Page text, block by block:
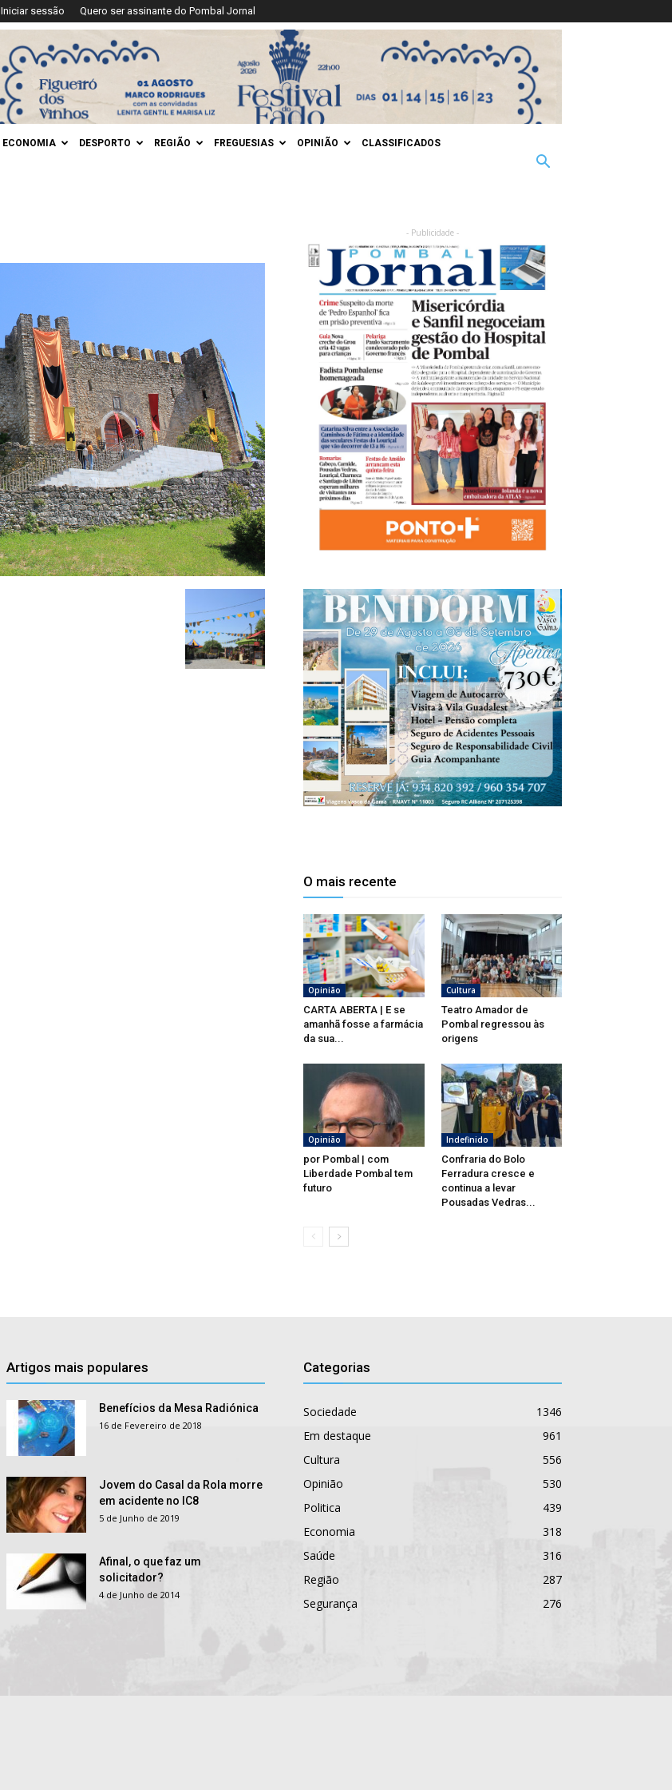
Iniciar sessão Quero ser assinante do Pombal Jornal
ECONOMIA DESPORTO REGIÃO FREGUESIAS OPINIÃO CLASSIFICADOS
- Publicidade -
O mais recente
Opinião
CARTA ABERTA | E se
amanhã fosse a farmácia
da sua...
Cultura
Teatro Amador de
Pombal regressou às
origens
Opinião
por Pombal | com
Liberdade Pombal tem
futuro
Indefinido
Confraria do Bolo
Ferradura cresce e
continua a levar
Pousadas Vedras...
Artigos mais populares
Benefícios da Mesa Radiónica
16 de Fevereiro de 2018
Jovem do Casal da Rola morre
em acidente no IC8
5 de Junho de 2019
Afinal, o que faz um
solicitador?
4 de Junho de 2014
Categorias
Sociedade
1346
Em destaque
961
Cultura
556
Opinião
530
Politica
439
Economia
318
Saúde
316
Região
287
Segurança
276